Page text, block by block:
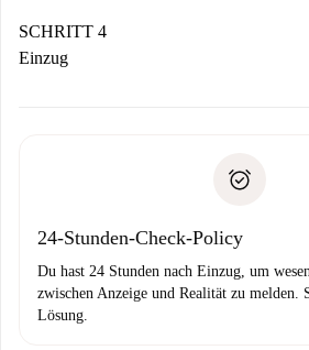
stellen den Kontakt her.
Wenn der Vermieter ablehnen
SCHRITT 4
Einzug
24-Stunden-Check-Policy
Du hast 24 Stunden nach Einzug, um
zwischen Anzeige und Realität zu melden.
Lösung.